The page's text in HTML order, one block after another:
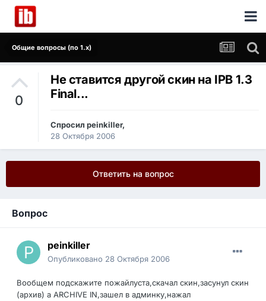
Общие вопросы (по 1.x)
0
Не ставится другой скин на IPB 1.3
Final...
Спросил peinkiller,
28 Октября 2006
Ответить на вопрос
Вопрос
peinkiller
Опубликовано 28 Октября 2006
Вообщем подскажите пожайлуста,скачал скин,засунул скин
(архив) а ARCHIVE IN,зашел в админку,нажал